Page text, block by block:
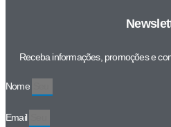
Receba informações, promoções e
Nome
Email